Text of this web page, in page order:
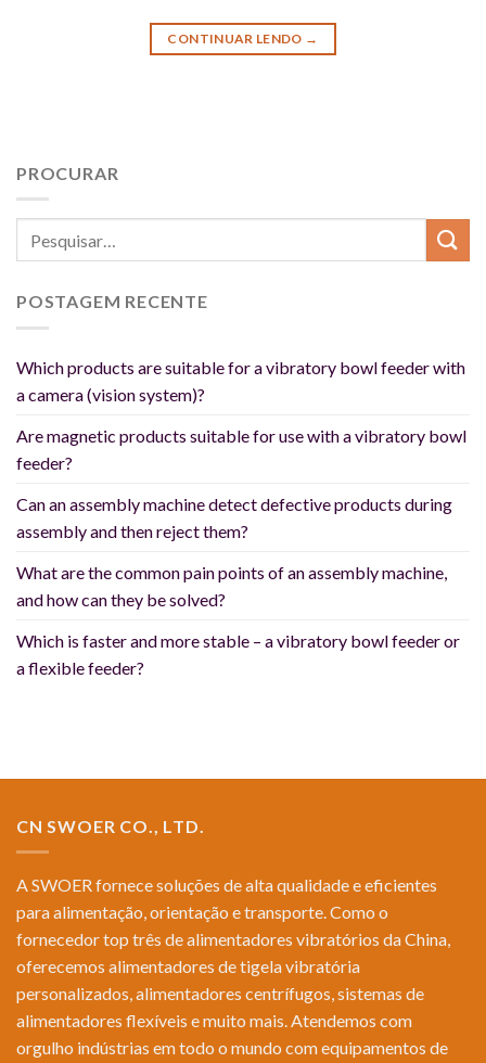
CONTINUAR LENDO →
PROCURAR
POSTAGEM RECENTE
Which products are suitable for a vibratory bowl feeder with
a camera (vision system)?
Are magnetic products suitable for use with a vibratory bowl
feeder?
Can an assembly machine detect defective products during
assembly and then reject them?
What are the common pain points of an assembly machine,
and how can they be solved?
Which is faster and more stable – a vibratory bowl feeder or
a flexible feeder?
CN SWOER CO., LTD.
A SWOER fornece soluções de alta qualidade e eficientes
para alimentação, orientação e transporte. Como o
fornecedor top três de alimentadores vibratórios da China,
oferecemos alimentadores de tigela vibratória
personalizados, alimentadores centrífugos, sistemas de
alimentadores flexíveis e muito mais. Atendemos com
orgulho indústrias em todo o mundo com equipamentos de